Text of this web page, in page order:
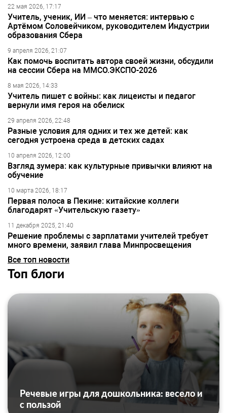
22 мая 2026, 17:17
Учитель, ученик, ИИ – что меняется: интервью с
Артёмом Соловейчиком, руководителем Индустрии
образования Сбера
9 апреля 2026, 21:07
Как помочь воспитать автора своей жизни, обсудили
на сессии Сбера на ММСО.ЭКСПО-2026
8 мая 2026, 14:33
Учитель пишет с войны: как лицеисты и педагог
вернули имя героя на обелиск
29 апреля 2026, 22:48
Разные условия для одних и тех же детей: как
сегодня устроена среда в детских садах
10 апреля 2026, 12:00
Взгляд зумера: как культурные привычки влияют на
обучение
10 марта 2026, 18:17
Первая полоса в Пекине: китайские коллеги
благодарят «Учительскую газету»
11 декабря 2025, 21:40
Решение проблемы с зарплатами учителей требует
много времени, заявил глава Минпросвещения
Все топ новости
Топ блоги
Речевые игры для дошкольника: весело и
с пользой